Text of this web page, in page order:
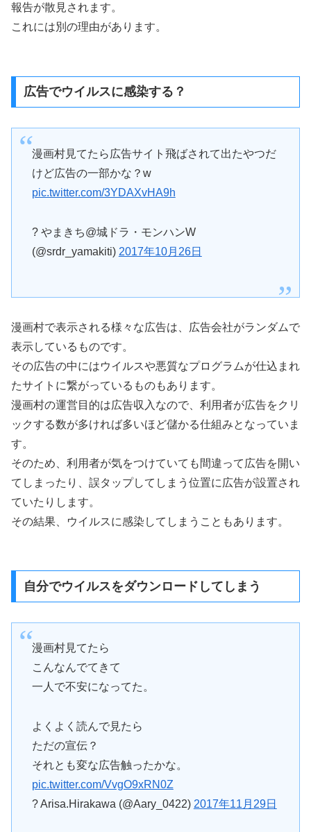
報告が散見されます。
これには別の理由があります。
広告でウイルスに感染する？
漫画村見てたら広告サイト飛ばされて出たやつだ
けど広告の一部かな？w
pic.twitter.com/3YDAXvHA9h
? やまきち@城ドラ・モンハンW
(@srdr_yamakiti) 2017年10月26日
漫画村で表示される様々な広告は、広告会社がランダムで
表示しているものです。
その広告の中にはウイルスや悪質なプログラムが仕込まれ
たサイトに繋がっているものもあります。
漫画村の運営目的は広告収入なので、利用者が広告をクリ
ックする数が多ければ多いほど儲かる仕組みとなっていま
す。
そのため、利用者が気をつけていても間違って広告を開い
てしまったり、誤タップしてしまう位置に広告が設置され
ていたりします。
その結果、ウイルスに感染してしまうこともあります。
自分でウイルスをダウンロードしてしまう
漫画村見てたら
こんなんでてきて
一人で不安になってた。
よくよく読んで見たら
ただの宣伝？
それとも変な広告触ったかな。
pic.twitter.com/VvgO9xRN0Z
? Arisa.Hirakawa (@Aary_0422) 2017年11月29日